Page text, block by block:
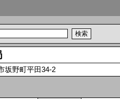
坂野町平田34-2